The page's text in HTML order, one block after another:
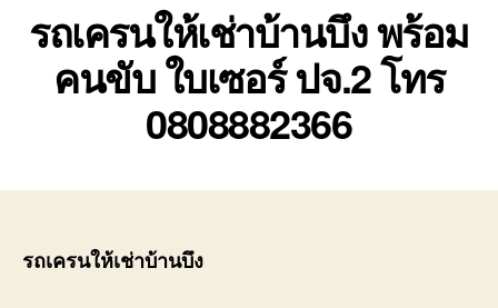
เครน
เครื่องจักร
รับ
ไทย
รถเครนให้เช่าบ้านบึง พร้อม
คนขับ ใบเซอร์ ปจ.2 โทร
0808882366
รถเครนให้เช่าบ้านบึง